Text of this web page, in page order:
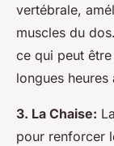
vertébrale,
muscles du
ce qui peut
longues heures
3. La Chaise:
pour renforcer